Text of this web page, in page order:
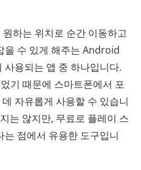
하는 위치로 순간 이동하고
을 수 있게 해주는 Android
사용되는 앱 중 하나입니다.
기 때문에 스마트폰에서 포
자유롭게 사용할 수 있습니
는 않지만, 무료로 플레이 스
점에서 유용한 도구입니